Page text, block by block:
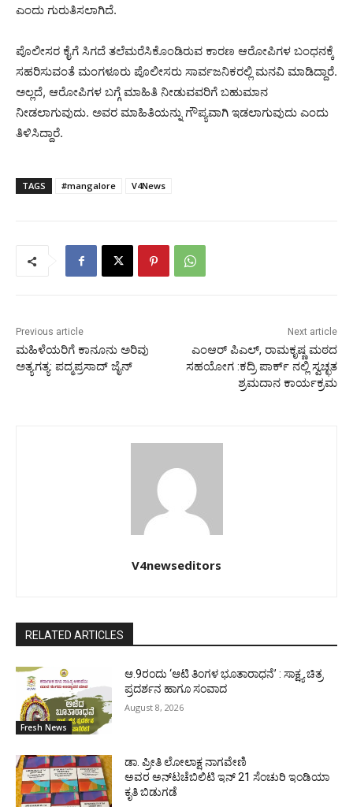
ಎಂದು ಗುರುತಿಸಲಾಗಿದೆ.
ಪೊಲೀಸರ ಕೈಗೆ ಸಿಗದೆ ತಲೆಮರೆಸಿಕೊಂಡಿರುವ ಕಾರಣ ಆರೋಪಿಗಳ ಬಂಧನಕ್ಕೆ
ಸಹರಿಸುವಂತೆ ಮಂಗಳೂರು ಪೊಲೀಸರು ಸಾರ್ವಜನಿಕರಲ್ಲಿ ಮನವಿ ಮಾಡಿದ್ದಾರೆ.
ಅಲ್ಲದೆ, ಆರೋಪಿಗಳ ಬಗ್ಗೆ ಮಾಹಿತಿ ನೀಡುವವರಿಗೆ ಬಹುಮಾನ
ನೀಡಲಾಗುವುದು. ಅವರ ಮಾಹಿತಿಯನ್ನು ಗೌಪ್ಯವಾಗಿ ಇಡಲಾಗುವುದು ಎಂದು
ತಿಳಿಸಿದ್ದಾರೆ.
TAGS #mangalore V4News
Previous article
ಮಹಿಳೆಯರಿಗೆ ಕಾನೂನು ಅರಿವು
ಅತ್ಯಗತ್ಯ: ಪದ್ಮಪ್ರಸಾದ್ ಜೈನ್
Next article
ಎಂಆರ್ ಪಿಎಲ್, ರಾಮಕೃಷ್ಣ ಮಠದ
ಸಹಯೋಗ :ಕದ್ರಿ ಪಾರ್ಕ್ ನಲ್ಲಿ ಸ್ವಚ್ಛತ
ಶ್ರಮದಾನ ಕಾರ್ಯಕ್ರಮ
V4newseditors
RELATED ARTICLES
Fresh News
ಆ.9ರಂದು ‘ಆಟಿ ತಿಂಗಳ ಭೂತಾರಾಧನೆ’ : ಸಾಕ್ಷ್ಯ ಚಿತ್ರ
ಪ್ರದರ್ಶನ ಹಾಗೂ ಸಂವಾದ
August 8, 2026
ಡಾ. ಪ್ರೀತಿ ಲೋಲಾಕ್ಷ ನಾಗವೇಣಿ
ಅವರ ಅನ್‌ಟಚೆಬಿಲಿಟಿ ಇನ್ 21 ಸೆಂಚುರಿ ಇಂಡಿಯಾ
ಕೃತಿ ಬಿಡುಗಡೆ